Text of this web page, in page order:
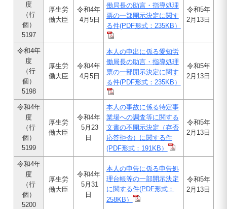
度
（行
個）
5197
厚生労
働大臣
令和4年
4月5日
働局長の助言・指導処理
票の一部開示決定に関す
る件(PDF形式：235KB）
令和5年
2月13日
令和4年
度
（行
個）
5198
厚生労
働大臣
令和4年
4月5日
本人の申出に係る愛知労
働局長の助言・指導処理
票の一部開示決定に関す
る件(PDF形式：235KB）
令和5年
2月13日
令和4年
度
（行
個）
5199
厚生労
働大臣
令和4年
5月23
日
本人の事故に係る特定事
業場への調査等に関する
文書の不開示決定（存否
応答拒否）に関する件
(PDF形式：191KB）
令和5年
2月13日
令和4年
度
（行
個）
5200
厚生労
働大臣
令和4年
5月31
日
本人の申告に係る申告処
理台帳等の一部開示決定
に関する件(PDF形式：
258KB）
令和5年
2月13日